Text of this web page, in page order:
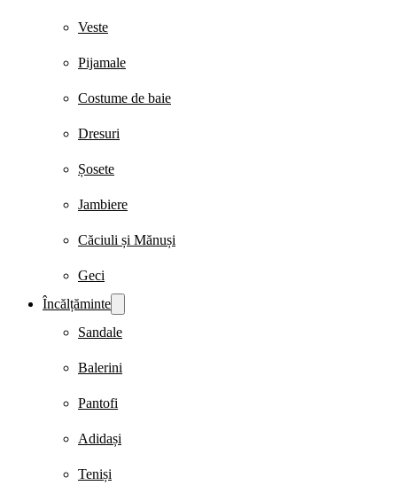
Veste
Pijamale
Costume de baie
Dresuri
Șosete
Jambiere
Căciuli și Mănuși
Geci
Încălțăminte
Sandale
Balerini
Pantofi
Adidași
Teniși